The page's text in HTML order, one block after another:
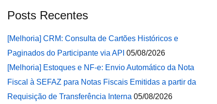
Posts Recentes
[Melhoria] CRM: Consulta de Cartões Históricos e
Paginados do Participante via API 05/08/2026
[Melhoria] Estoques e NF-e: Envio Automático da Nota
Fiscal à SEFAZ para Notas Fiscais Emitidas a partir da
Requisição de Transferência Interna 05/08/2026